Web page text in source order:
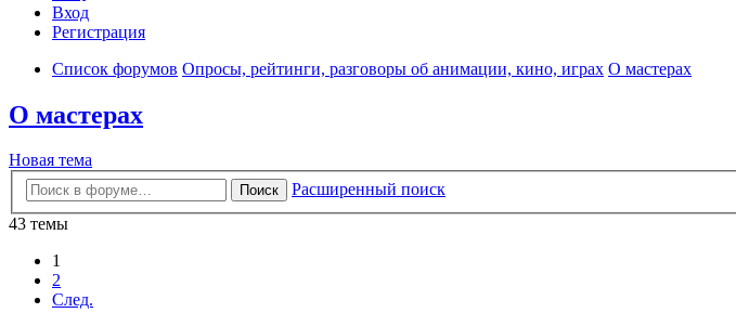
Вход
Регистрация
Список форумов Опросы, рейтинги, разговоры об анимации, кино, играх О мастерах
О мастерах
Новая тема
Поиск
Расширенный поиск
43 темы
1
2
След.